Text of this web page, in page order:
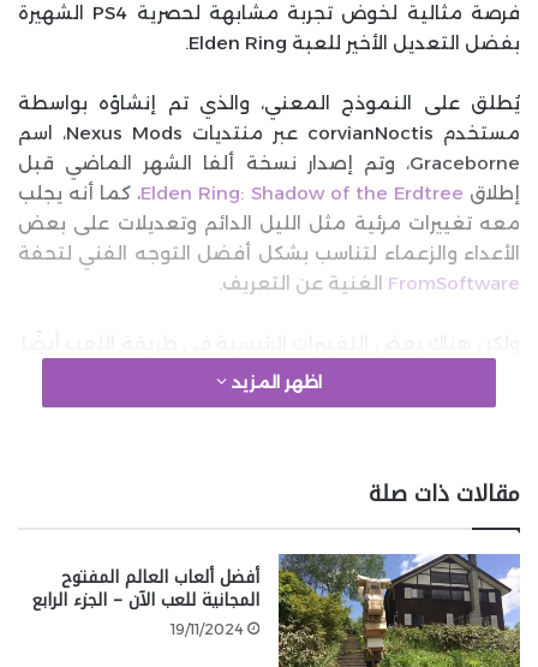
فرصة مثالية لخوض تجربة مشابهة لحصرية PS4 الشهيرة
بفضل التعديل الأخير للعبة Elden Ring.
يُطلق على النموذج المعني، والذي تم إنشاؤه بواسطة
مستخدم corvianNoctis عبر منتديات Nexus Mods، اسم
Graceborne، وتم إصدار نسخة ألفا الشهر الماضي قبل
إطلاق Elden Ring: Shadow of the Erdtree، كما أنه يجلب
معه تغييرات مرئية مثل الليل الدائم وتعديلات على بعض
الأعداء والزعماء لتناسب بشكل أفضل التوجه الفني لتحفة
FromSoftware الغنية عن التعريف.
لا يوجد أي عتاد، لذا ستتمكن من القيام بخطوات سريعة
بأسلوب Bloodborne عندما تكون محاصرًا في مواجهة
الدماء، مما يعني أن قواريرك ستشفي نسبًا معينة من
صحتك بدلاً من كمية ثابتة.
سلاحًا و 17 سلاحًا خادعًا (نوع من الأسلحة في Bloodborne
اظهر المزيد
مقالات ذات صلة
أفضل ألعاب العالم المفتوح
المجانية للعب الآن – الجزء الرابع
19/11/2024